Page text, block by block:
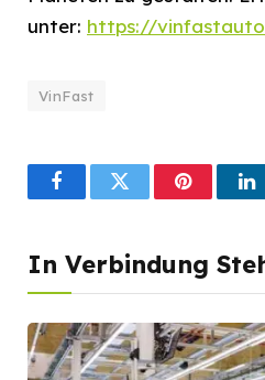
unter: https://
VinFast
FacebookTwitter
In Verbindung